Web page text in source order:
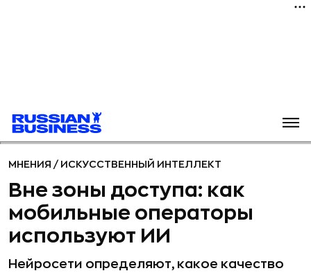
МНЕНИЯ / ИСКУССТВЕННЫЙ ИНТЕЛЛЕКТ
Вне зоны доступа: как
мобильные операторы
используют ИИ
Нейросети определяют, какое качество